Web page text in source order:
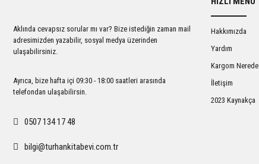
Ürün fiyatı diğer sitelerden daha pahalı.
Bu ürüne benzer farklı alternatifler olmalı.
Aklında cevapsız sorular mı var? Bize istediğin zaman mail
adresimizden yazabilir, sosyal medya üzerinden
ulaşabilirsiniz.
Ayrıca, bize hafta içi 09:30 - 18:00 saatleri arasında
telefondan ulaşabilirsin.
0507 134 17 48
bilgi@turhankitabevi.com.tr
Hakkımızda
Yardım
Kargom Nerede
İletişim
2023 Kaynakça